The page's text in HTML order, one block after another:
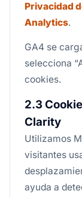
Privacidad
Analytics.
GA4 se
selecciona
cookies.
2.3
Clarity
Utilizamos
visitantes
ayuda a